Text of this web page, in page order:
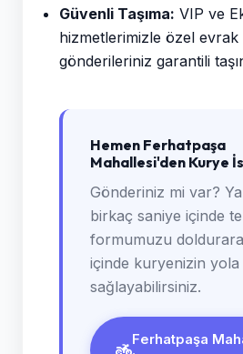
Güvenli Taşıma: VIP ve
hizmetlerimizle özel evrak
gönderileriniz garantili
Hemen Ferhatpaşa
Mahallesi'den Kurye
Gönderiniz mi var?
birkaç saniye içinde
formumuzu
içinde kuryenizin yola
sağlayabilirsiniz.
Ferhatpaşa